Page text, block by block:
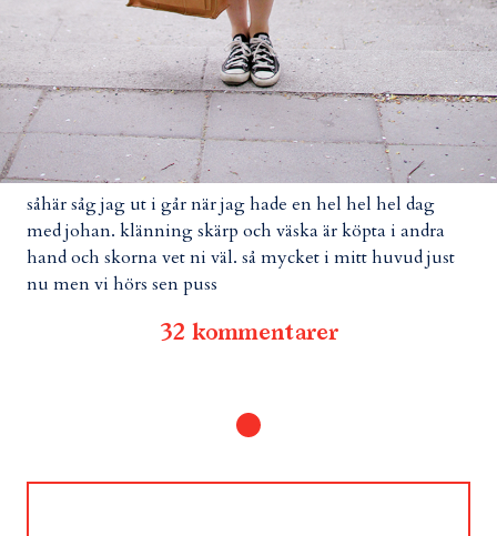
såhär såg jag ut i går när jag hade en hel hel hel dag
med johan. klänning skärp och väska är köpta i andra
hand och skorna vet ni väl. så mycket i mitt huvud just
nu men vi hörs sen puss
32 kommentarer